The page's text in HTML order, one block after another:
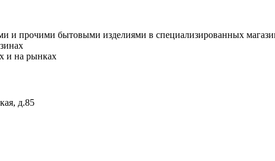
и прочими бытовыми изделиями в специализированных
и на рынках
д.85